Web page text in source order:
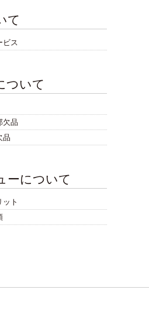
て
ビス
ついて
欠品
品
ーについて
ット